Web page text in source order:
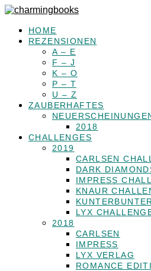
HOME
REZENSIONEN
A – E
F – J
K – O
P – T
U – Z
ZAUBERHAFTES
2018
CHALLENGES
2019
CARLSEN
DARK
IMPRESS
KNAUR
LYX
2018
CARLSEN
IMPRESS
LYX VERLAG
ROMANCE